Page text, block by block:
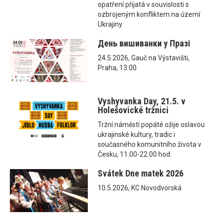
opatření přijatá v souvislosti s
ozbrojeným konfliktem na území
Ukrajiny
День вишиванки у Празі
24.5.2026, Gauč na Výstavišti,
Praha, 13:00
Vyshyvanka Day, 21.5. v
Holešovické tržnici
Tržní náměstí popáté ožije oslavou
ukrajinské kultury, tradic i
současného komunitního života v
Česku, 11.00-22.00 hod.
Svátek Dne matek 2026
10.5.2026, KC Novodvorská